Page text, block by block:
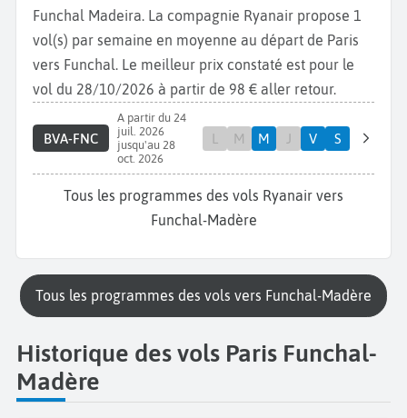
Funchal Madeira. La compagnie Ryanair propose 1
vol(s) par semaine en moyenne au départ de Paris
vers Funchal. Le meilleur prix constaté est pour le
vol du 28/10/2026 à partir de 98 € aller retour.
BVA-FNC
A partir du 24
juil. 2026
jusqu'au 28
oct. 2026
L M M J V S
Tous les programmes des vols Ryanair vers
Funchal-Madère
Tous les programmes des vols vers Funchal-Madère
Historique des vols Paris Funchal-
Madère